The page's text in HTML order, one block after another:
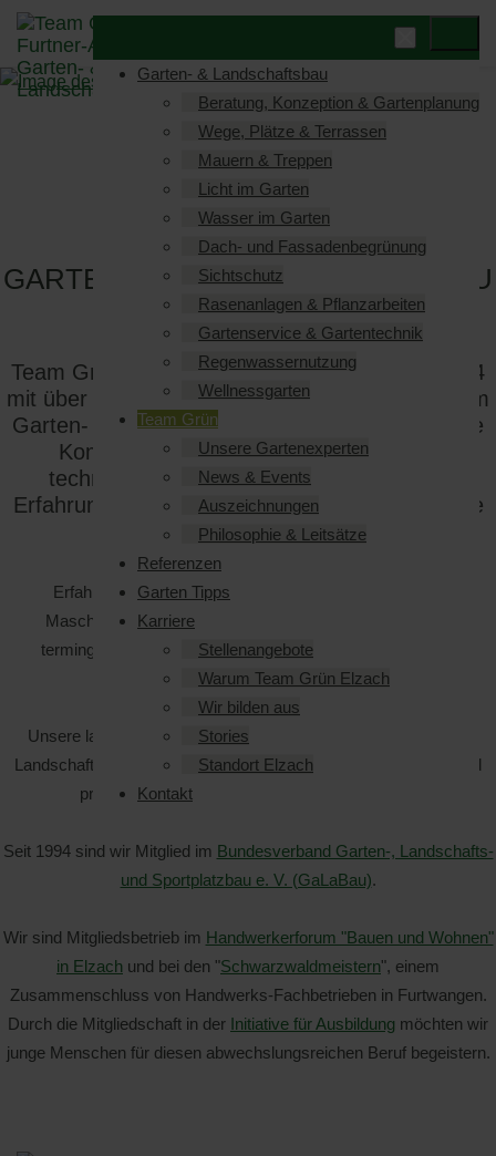
Garten- & Landschaftsbau
Beratung, Konzeption & Gartenplanung
Wege, Plätze & Terrassen
Mauern & Treppen
Licht im Garten
Wasser im Garten
Dach- und Fassadenbegrünung
Sichtschutz
Rasenanlagen & Pflanzarbeiten
Gartenservice & Gartentechnik
Regenwassernutzung
Wellnessgarten
Team Grün
Unsere Gartenexperten
News & Events
Auszeichnungen
Philosophie & Leitsätze
Referenzen
Garten Tipps
Karriere
Stellenangebote
Warum Team Grün Elzach
Wir bilden aus
Stories
Standort Elzach
Kontakt
TEAM GRÜN ELZACH -
GARTENBAU VON GENERATION ZU
GENERATION
Team Grün aus Elzach bei Freiburg ist seit 1994
mit über 35 festangestellten Mitarbeiter/-innen im
Garten- und Landschaftsbau in Elzach tätig. Die
Kombination von Know-How, optimaler
technischer Ausstattung und langjähriger
Erfahrung sind Garant für qualitativ hochwertige
Leistungen.
Erfahrene Fachkräfte und ein moderner, spezialisierter
Maschinenpark sind die Sicherheiten für qualifizierte und
termingerechte Ausführung aller Arbeiten des Garten- und
Landschaftsbaues.
Unsere langjährige Erfahrung und Kompetenz im Garten- und
Landschaftsbau wird über die Region hinaus von öffentlichen und
privatwirtschaftlichen Auftraggebern geschätzt.
Seit 1994 sind wir Mitglied im Bundesverband Garten-, Landschafts-
und Sportplatzbau e. V. (GaLaBau).
Wir sind Mitgliedsbetrieb im Handwerkerforum "Bauen und Wohnen"
in Elzach und bei den "Schwarzwaldmeistern", einem
Zusammenschluss von Handwerks-Fachbetrieben in Furtwangen.
Durch die Mitgliedschaft in der Initiative für Ausbildung möchten wir
junge Menschen für diesen abwechslungsreichen Beruf begeistern.